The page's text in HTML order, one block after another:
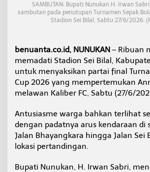
o
n
,
B
u
t
N
u
n
SAMBUTAN: Bupati Nunukan H. Irwan
sambutan pada penutupan Turnamen Sepak
Stadion Sei Bilal, Sabtu 27/6/2026.
benuanta.co.id, NUNUKAN – Ribuan
memadati Stadion Sei Bilal,
untuk menyaksikan partai final
Cup 2026 yang mempertemukan
melawan Kaliber FC, Sabtu (27/6/
Antusiasme warga bahkan terlihat
dengan padatnya arus kendaraan di
Jalan Bhayangkara hingga Jalan Sei
lokasi pertandingan.
Bupati Nunukan, H. Irwan Sabri,